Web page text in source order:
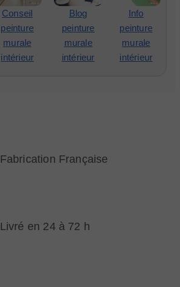
Conseil
peinture
murale
intérieur
Blog
peinture
murale
intérieur
Info
peinture
murale
intérieur
Fabrication Française
Livré en 24 à 72 h